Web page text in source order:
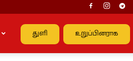
துளி உறுப்பினராக